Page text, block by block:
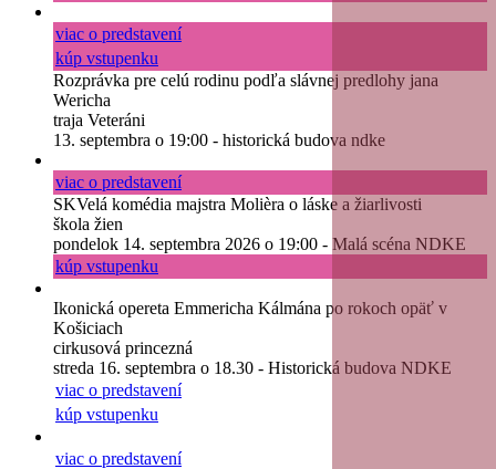
viac o predstavení
kúp vstupenku
Rozprávka pre celú rodinu podľa slávnej predlohy jana
Wericha
traja Veteráni
13. septembra o 19:00 - historická budova ndke
viac o predstavení
SKVelá komédia majstra Molièra o láske a žiarlivosti
škola žien
pondelok 14. septembra 2026 o 19:00 - Malá scéna NDKE
kúp vstupenku
Ikonická opereta Emmericha Kálmána po rokoch opäť v
Košiciach
cirkusová princezná
streda 16. septembra o 18.30 - Historická budova NDKE
viac o predstavení
kúp vstupenku
viac o predstavení